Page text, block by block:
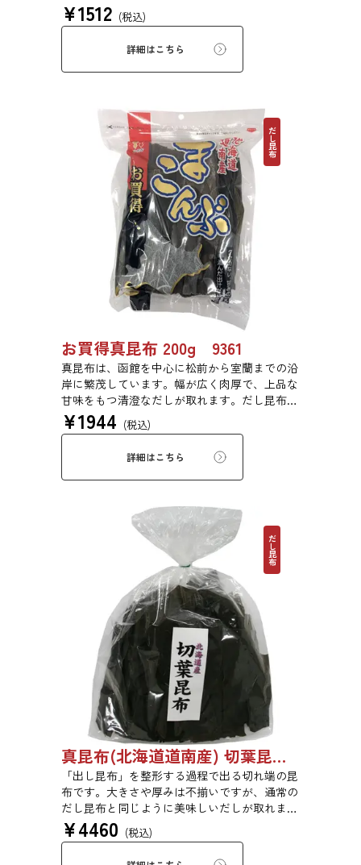
塩昆布、おぼろ昆布、とろろ昆布、佃煮、バッ
テラなどに用いられます。
¥1512 (税込)
詳細はこちら
だし昆布
お買得真昆布 200g 9361
真昆布は、函館を中心に松前から室蘭までの沿
岸に繁茂しています。幅が広く肉厚で、上品な
甘味をもつ清澄なだしが取れます。だし昆布、
塩昆布、おぼろ昆布、とろろ昆布、佃煮、バッ
テラなどに用いられます。
¥1944 (税込)
詳細はこちら
だし昆布
真昆布(北海道道南産) 切葉昆布 1kg 【●受注生産品】03070048
「出し昆布」を整形する過程で出る切れ端の昆
布です。大きさや厚みは不揃いですが、通常の
だし昆布と同じように美味しいだしが取れま
す。
¥4460 (税込)